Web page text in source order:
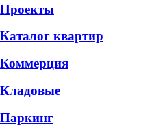
Проекты
Каталог квартир
Коммерция
Кладовые
Паркинг